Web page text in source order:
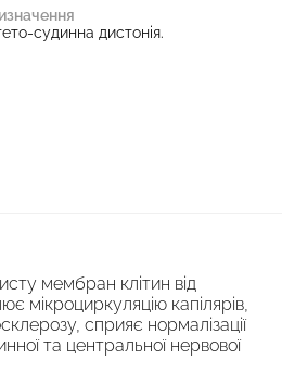
судинна дистонія.
мембран клітин від
мікроциркуляцію капілярів,
сприяє нормалізації
та центральної нервової